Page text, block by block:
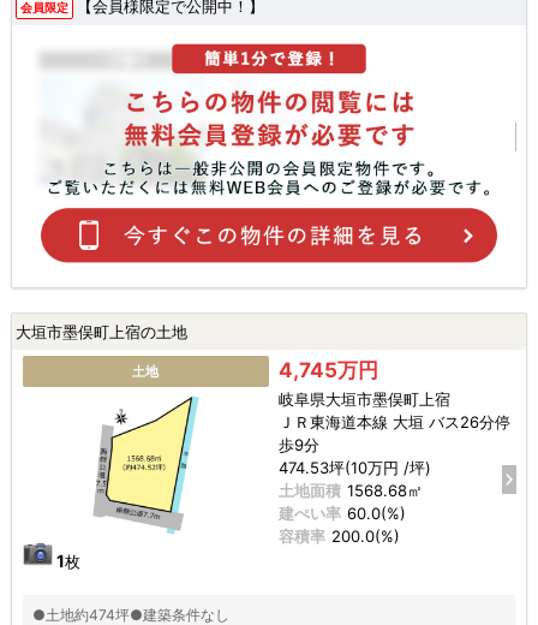
会員限定 【会員様限定で公開中！】
大垣市墨俣町上宿の土地
土地
1枚
4,745万円
岐阜県大垣市墨俣町上宿
ＪＲ東海道本線 大垣 バス26分停
歩9分
474.53坪(10万円 /坪)
土地面積 1568.68㎡
建ぺい率 60.0(%)
容積率 200.0(%)
●土地約474坪●建築条件なし